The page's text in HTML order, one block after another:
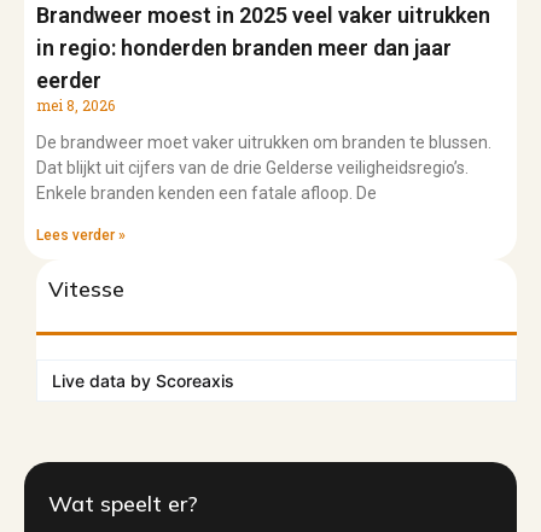
Brandweer moest in 2025 veel vaker uitrukken
in regio: honderden branden meer dan jaar
eerder
mei 8, 2026
De brandweer moet vaker uitrukken om branden te blussen.
Dat blijkt uit cijfers van de drie Gelderse veiligheidsregio’s.
Enkele branden kenden een fatale afloop. De
Lees verder »
Vitesse
Live data by Scoreaxis
Wat speelt er?